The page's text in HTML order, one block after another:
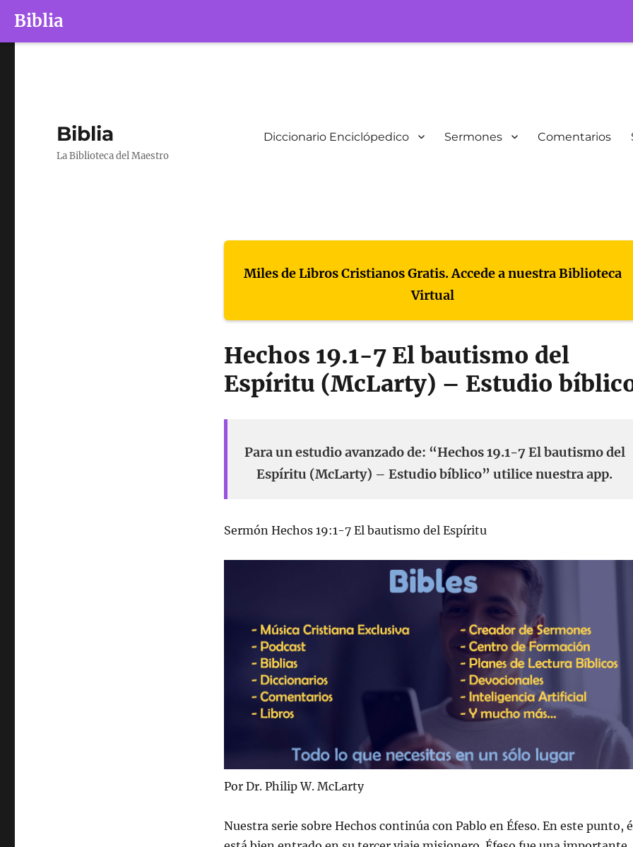
Biblia
Biblia
La Biblioteca del Maestro
Diccionario Enciclópedico Sermones Comentarios
Miles de Libros Cristianos Gratis. Accede a nuestra Biblioteca
Virtual
Hechos 19.1-7 El bautismo del
Espíritu (McLarty) – Estudio
Para un estudio avanzado de: “Hechos 19.1-7 El bautismo del
Espíritu (McLarty) – Estudio bíblico” utilice nuestra app.
Sermón Hechos 19:1-7 El bautismo del Espíritu
Por Dr. Philip W. McLarty
Nuestra serie sobre Hechos continúa con Pablo en Éfeso. En este punto,